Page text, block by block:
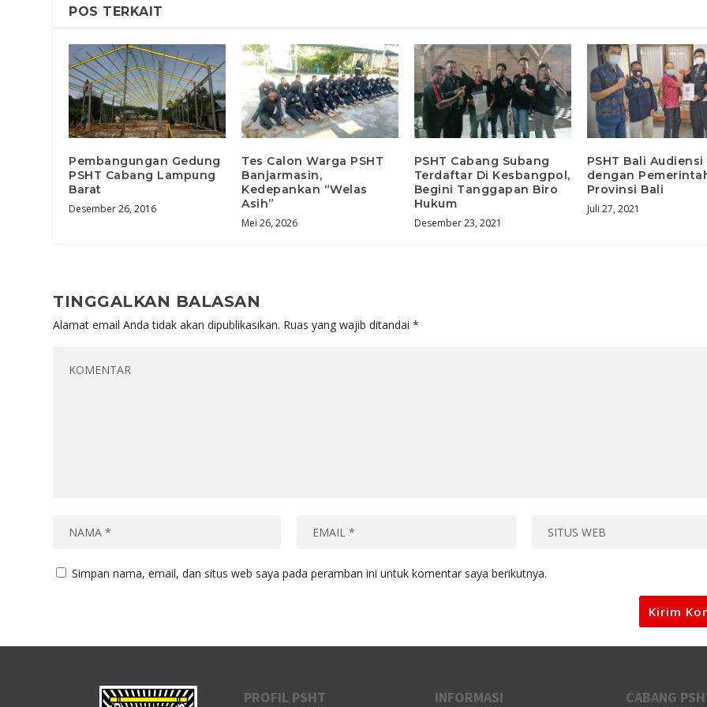
POS TERKAIT
Pembangungan Gedung
PSHT Cabang Lampung
Barat
Desember 26, 2016
Tes Calon Warga PSHT
Banjarmasin,
Kedepankan “Welas
Asih”
Mei 26, 2026
PSHT Cabang Subang
Terdaftar Di Kesbangpol,
Begini Tanggapan Biro
Hukum
Desember 23, 2021
PSHT Bali Audiensi
dengan
Provinsi Bali
Juli 27, 2021
TINGGALKAN BALASAN
Alamat email Anda tidak akan dipublikasikan. Ruas yang wajib ditandai*
Simpan nama, email, dan situs web saya pada peramban ini untuk komentar saya berikutnya.
PROFIL PSHT INFORMASI CABANG